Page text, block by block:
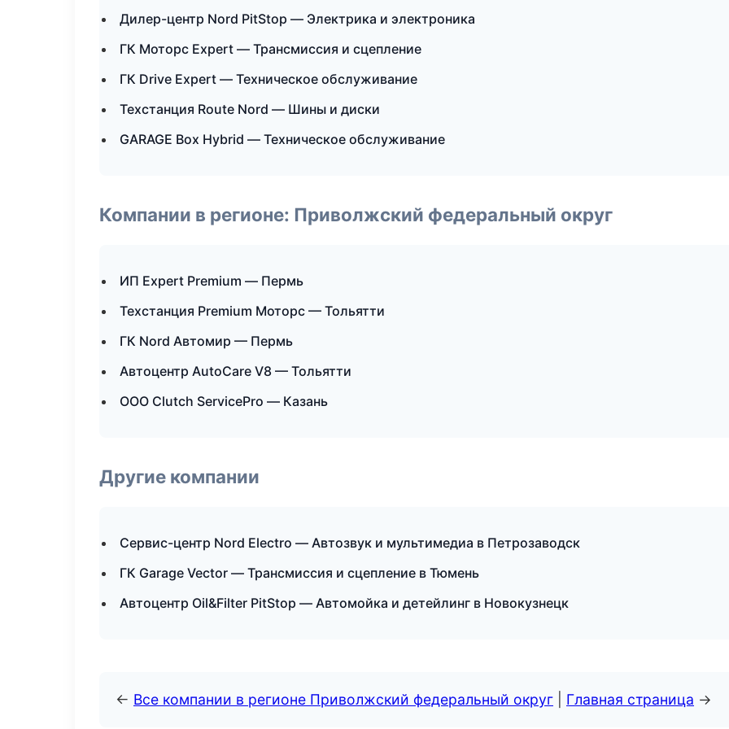
Дилер-центр Nord PitStop — Электрика и электроника
ГК Моторс Expert — Трансмиссия и сцепление
ГК Drive Expert — Техническое обслуживание
Техстанция Route Nord — Шины и диски
GARAGE Box Hybrid — Техническое обслуживание
Компании в регионе: Приволжский федеральный округ
ИП Expert Premium — Пермь
Техстанция Premium Моторс — Тольятти
ГК Nord Автомир — Пермь
Автоцентр AutoCare V8 — Тольятти
ООО Clutch ServicePro — Казань
Другие компании
Сервис-центр Nord Electro — Автозвук и мультимедиа в Петрозаводск
ГК Garage Vector — Трансмиссия и сцепление в Тюмень
Автоцентр Oil&Filter PitStop — Автомойка и детейлинг в Новокузнецк
← Все компании в регионе Приволжский федеральный округ Главная страница →